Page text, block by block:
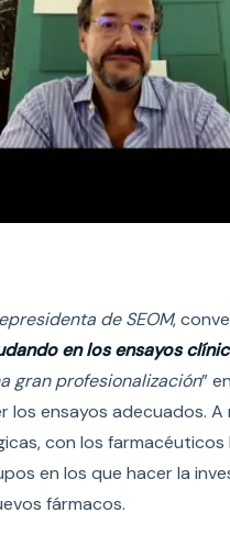
de SEOM,
en los ensayos
gran profesionalización”
ensayos adecuados.
con los
en los que hacer la
fármacos.